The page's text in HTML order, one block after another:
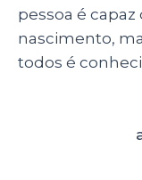
pessoa é
nascimento,
todos é